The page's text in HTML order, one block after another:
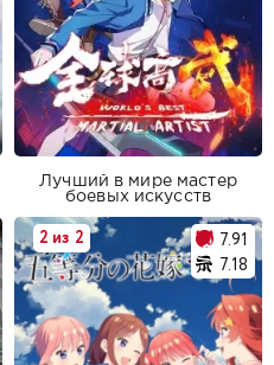
Лучший в мире мастер
боевых искусств
2 из 2
7.91
7.18